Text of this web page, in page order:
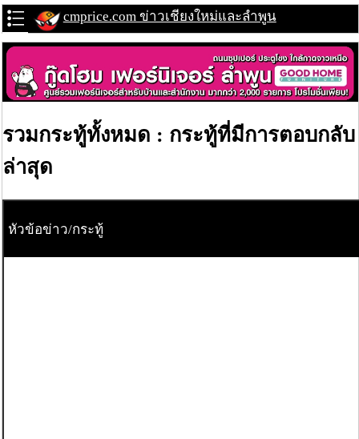
cmprice.com ข่าวเชียงใหม่และลำพูน
รวมกระทู้ทั้งหมด : กระทู้ที่มีการตอบกลับ
ล่าสุด
หัวข้อข่าว/กระทู้